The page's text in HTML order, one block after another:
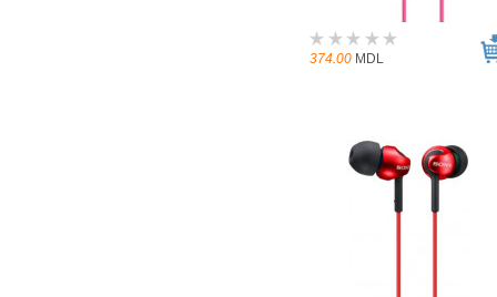
374.00 MDL